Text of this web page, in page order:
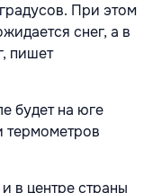
При этом
снег, а в
пишет
будет на юге
термометров
в центре страны